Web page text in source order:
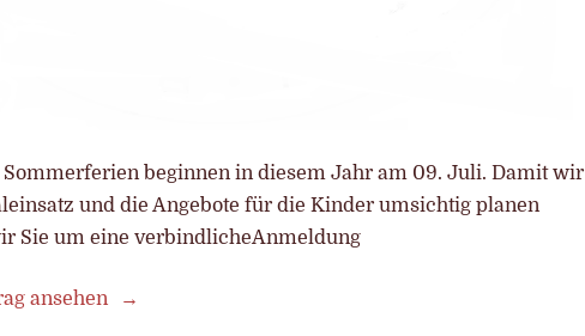
beginnen in diesem Jahr am 09. Juli. Damit wir
und die Angebote für die Kinder umsichtig planen
Sie um eine verbindlicheAnmeldung
ansehen